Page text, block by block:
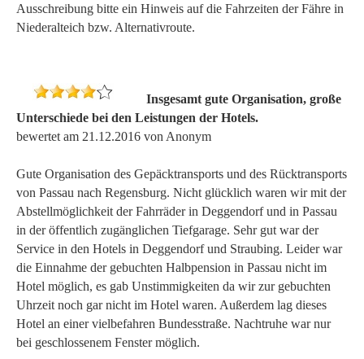
Ausschreibung bitte ein Hinweis auf die Fahrzeiten der Fähre in
Niederalteich bzw. Alternativroute.
Insgesamt gute Organisation, große
Unterschiede bei den Leistungen der Hotels.
bewertet am 21.12.2016 von Anonym
Gute Organisation des Gepäcktransports und des Rücktransports
von Passau nach Regensburg. Nicht glücklich waren wir mit der
Abstellmöglichkeit der Fahrräder in Deggendorf und in Passau
in der öffentlich zugänglichen Tiefgarage. Sehr gut war der
Service in den Hotels in Deggendorf und Straubing. Leider war
die Einnahme der gebuchten Halbpension in Passau nicht im
Hotel möglich, es gab Unstimmigkeiten da wir zur gebuchten
Uhrzeit noch gar nicht im Hotel waren. Außerdem lag dieses
Hotel an einer vielbefahren Bundesstraße. Nachtruhe war nur
bei geschlossenem Fenster möglich.